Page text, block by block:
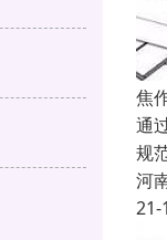
焦
通
规
河
21-